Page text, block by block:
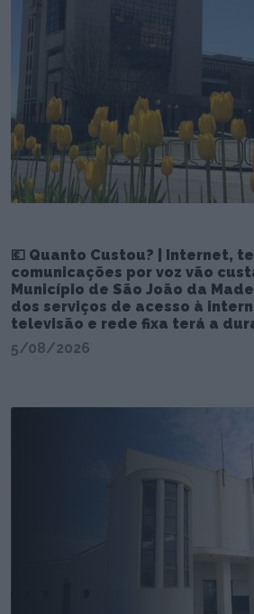
💶 Quanto Custou? | Internet,
comunicações por voz vão
Município de São João da
dos serviços de acesso à
televisão e rede fixa terá a
5/08/2026